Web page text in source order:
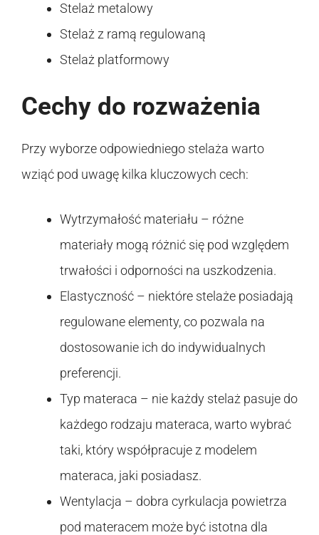
Stelaż metalowy
Stelaż z ramą regulowaną
Stelaż platformowy
Cechy do rozważenia
Przy wyborze odpowiedniego stelaża warto
wziąć pod uwagę kilka kluczowych cech:
Wytrzymałość materiału – różne
materiały mogą różnić się pod względem
trwałości i odporności na uszkodzenia.
Elastyczność – niektóre stelaże posiadają
regulowane elementy, co pozwala na
dostosowanie ich do indywidualnych
preferencji.
Typ materaca – nie każdy stelaż pasuje do
każdego rodzaju materaca, warto wybrać
taki, który współpracuje z modelem
materaca, jaki posiadasz.
Wentylacja – dobra cyrkulacja powietrza
pod materacem może być istotna dla